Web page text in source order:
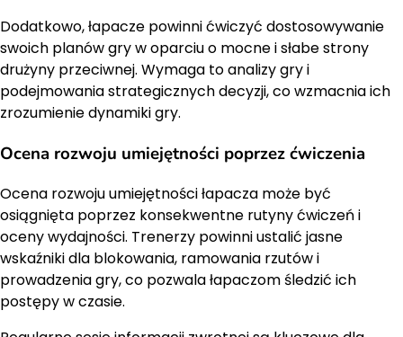
Dodatkowo, łapacze powinni ćwiczyć dostosowywanie
swoich planów gry w oparciu o mocne i słabe strony
drużyny przeciwnej. Wymaga to analizy gry i
podejmowania strategicznych decyzji, co wzmacnia ich
zrozumienie dynamiki gry.
Ocena rozwoju umiejętności poprzez ćwiczenia
Ocena rozwoju umiejętności łapacza może być
osiągnięta poprzez konsekwentne rutyny ćwiczeń i
oceny wydajności. Trenerzy powinni ustalić jasne
wskaźniki dla blokowania, ramowania rzutów i
prowadzenia gry, co pozwala łapaczom śledzić ich
postępy w czasie.